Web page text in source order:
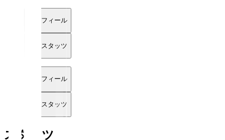
プロフィール
詳細スタッツ
プロフィール
詳細スタッツ
スタッツ